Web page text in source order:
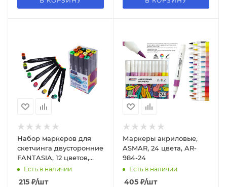
Набор маркеров для
скетчинга двусторонние
FANTASIA, 12 цветов,
пишущие узлы 3.0-6.2
мм, M-15020-12
Есть в наличии
215 ₽/шт
Маркеры акриловые,
ASMAR, 24 цвета, AR-
984-24
Есть в наличии
405 ₽/шт